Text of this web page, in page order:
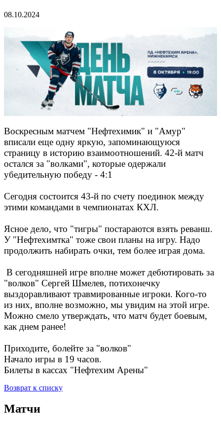
08.10.2024
Воскресным матчем "Нефтехимик" и "Амур"
вписали еще одну яркую, запоминающуюся
страницу в историю взаимоотношений. 42-й матч
остался за "волками", которые одержали
убедительную победу - 4:1
Сегодня состоится 43-й по счету поединок между
этими командами в чемпионатах КХЛ.
Ясное дело, что "тигры" постараются взять реванш.
У "Нефтехимтка" тоже свои планы на игру. Надо
продолжить набирать очки, тем более играя дома.
В сегодняшней игре вполне может дебютировать за
"волков" Сергей Шмелев, потихонечку
выздоравливают травмированные игроки. Кого-то
из них, вполне возможно, мы увидим на этой игре.
Можно смело утверждать, что матч будет боевым,
как днем ранее!
Приходите, болейте за "волков"
Начало игры в 19 часов.
Билеты в кассах "Нефтехим Арены"
Возврат к списку
Матчи